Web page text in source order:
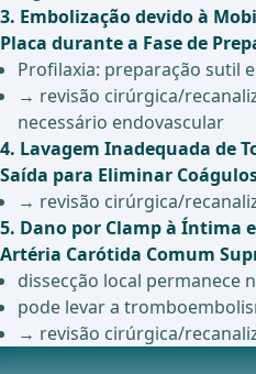
3. Embolização devido à
Placa durante a Fase de
Profilaxia: preparação sutil
→ revisão cirúrgica/
necessário endovascular
4. Lavagem Inadequada de
Saída para Eliminar
→ revisão cirúrgica/
5. Dano por Clamp à Íntima
Artéria Carótida Comum
dissecção local permanece
pode levar a
→ revisão cirúrgica/
Complicações Pós-Operatórias